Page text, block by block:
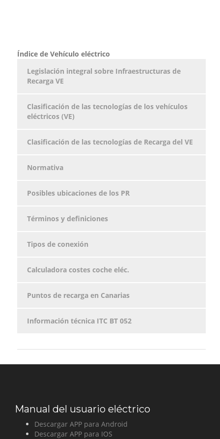
Índice de Vehículo eléctrico
Legislación integral sobre Infraestructuras de
Recarga VE
Clasificación de las tecnologías de los vehículos
eléctricos (VE)
Clasificación de las tecnologías de Recarga del VE
Normativa
Posibles ubicaciones de los PR
Términos y definiciones
Tipos de conexión
Calculadora costes coche eléc.
Puntos de recarga en Canarias
Información técnica ITC BT 052
Manual del usuario eléctrico
Descargar APP para Android
Descargar APP para IOS